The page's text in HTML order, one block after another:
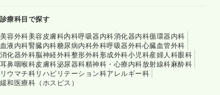
診療科目で探す
美容外科美容皮膚科内科呼吸器内科消化器内科循環器内科
血液内科腎臓内科糖尿病内科外科呼吸器外科心臓血管外科
消化器外科脳神経外科整形外科形成外科小児科産婦人科眼科
耳鼻咽喉科皮膚科泌尿器科精神科・心療内科放射線科麻酔科
リウマチ科リハビリテーション科アレルギー科
緩和医療科（ホスピス）